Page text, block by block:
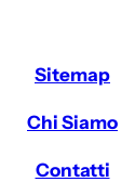
Sitemap
Chi Siamo
Contatti